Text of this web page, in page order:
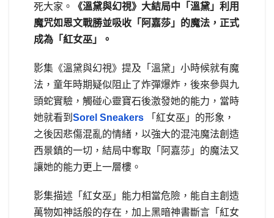
死大家。
《溫黛與幻視》大結局中「溫黛」利用
魔咒如恩文戰勝並吸收「阿嘉莎」的魔法，正式
成為「紅女巫」。
影集《溫黛與幻視》提及「溫黛」小時候就有魔
法，童年時期疑似阻止了炸彈爆炸，後來參與九
頭蛇實驗，觸碰心靈寶石後激發她的能力，當時
她就看到 Sorel Sneakers 「紅女巫」的形象，
之後因悲傷混亂的情緒，以強大的混沌魔法創造
西景鎮的一切，結局中奪取「阿嘉莎」的魔法又
讓她的能力更上一層樓。
影集描述「紅女巫」能力相當危險，能自主創造
萬物如神話般的存在，加上黑暗神書斷言「紅女